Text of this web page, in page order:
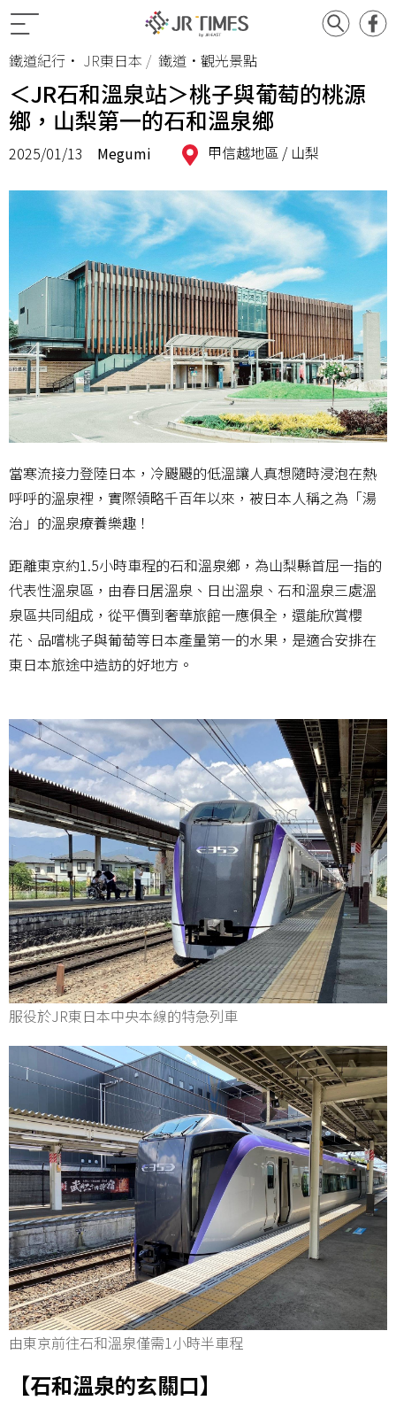
鐵道紀行 • JR東日本 鐵道•觀光景點
＜JR石和溫泉站＞桃子與葡萄的桃源
鄉，山梨第一的石和溫泉鄉
2025/01/13 Megumi 甲信越地區 / 山梨
當寒流接力登陸日本，冷颼颼的低溫讓人真想隨時浸泡在熱
呼呼的溫泉裡，實際領略千百年以來，被日本人稱之為「湯
治」的溫泉療養樂趣！
距離東京約1.5小時車程的石和溫泉鄉，為山梨縣首屈一指的
代表性溫泉區，由春日居溫泉、日出溫泉、石和溫泉三處溫
泉區共同組成，從平價到奢華旅館一應俱全，還能欣賞櫻
花、品嚐桃子與葡萄等日本產量第一的水果，是適合安排在
東日本旅途中造訪的好地方。
服役於JR東日本中央本線的特急列車
由東京前往石和溫泉僅需1小時半車程
【石和溫泉的玄關口】